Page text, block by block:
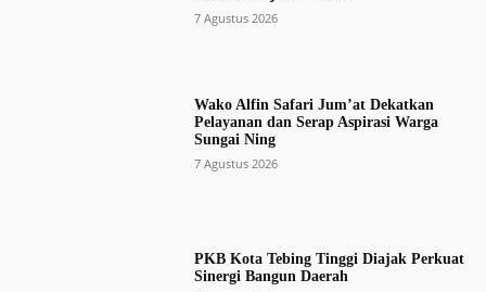
7 Agustus 2026
Wako Alfin Safari Jum’at Dekatkan
Pelayanan dan Serap Aspirasi Warga
Sungai Ning
7 Agustus 2026
PKB Kota Tebing Tinggi Diajak Perkuat
Sinergi Bangun Daerah